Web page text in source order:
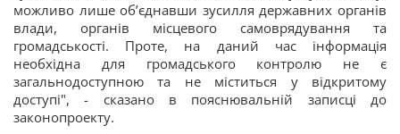
можливо лише об’єднавши зусилля державних органів
влади, органів місцевого самоврядування та
громадськості. Проте, на даний час інформація
необхідна для громадського контролю не є
загальнодоступною та не міститься у відкритому
доступі", - сказано в пояснювальній записці до
законопроекту.